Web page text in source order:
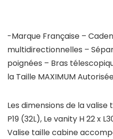
-Marque Française –
multidirectionnelles –
poignées – Bras
la Taille MAXIMUM
Les dimensions de la valise
P19 (32L), Le vanity H 22 x
Valise taille cabine